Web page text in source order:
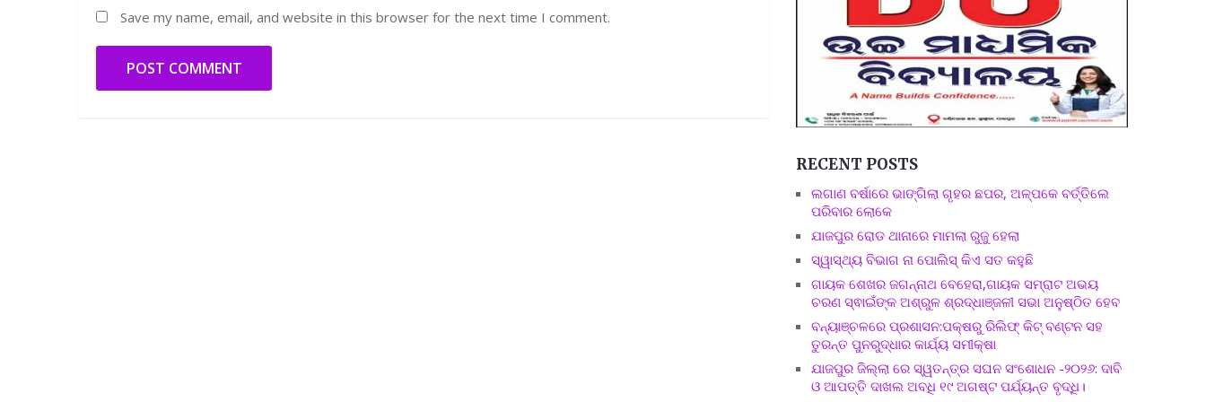
Save my name, email, and website in this browser for the next time I comment.
RECENT POSTS
ଲଗାଣ ବର୍ଷାରେ ଭାଙ୍ଗିଲା ଗୃହର ଛପର, ଅଳ୍ପକେ ବର୍ତ୍ତିଲେ
ପରିବାର ଲୋକେ
ଯାଜପୁର ରୋଡ ଥାନାରେ ମାମଲା ରୁଜୁ ହେଲା
ସ୍ୱାସ୍ଥ୍ୟ ବିଭାଗ ନା ପୋଲିସ୍ କିଏ ସତ କହୁଛି
ଗାୟକ ଶେଖର ଜଗନ୍ନାଥ ବେହେରା,ଗାୟକ ସମ୍ରାଟ ଅଭୟ
ଚରଣ ସ୍ଵାଇଁଙ୍କ ଅଶ୍ରୁଳ ଶ୍ରଦ୍ଧାଞ୍ଜଳୀ ସଭା ଅନୁଷ୍ଠିତ ହେବ
ବନ୍ୟାଞ୍ଚଳରେ ପ୍ରଶାସନ:ପକ୍ଷରୁ ରିଲିଫ୍ କିଟ୍ ବଣ୍ଟନ ସହ
ତୁରନ୍ତ ପୁନରୁଦ୍ଧାର କାର୍ଯ୍ୟ ସମୀକ୍ଷା
ଯାଜପୁର ଜିଲ୍ଲା ରେ ସ୍ୱତନ୍ତ୍ର ସଘନ ସଂଶୋଧନ -୨୦୨୬: ଦାବି
ଓ ଆପତ୍ତି ଦାଖଲ ଅବଧି ୧୯ ଅଗଷ୍ଟ ପର୍ଯ୍ୟନ୍ତ ବୃଦ୍ଧି।